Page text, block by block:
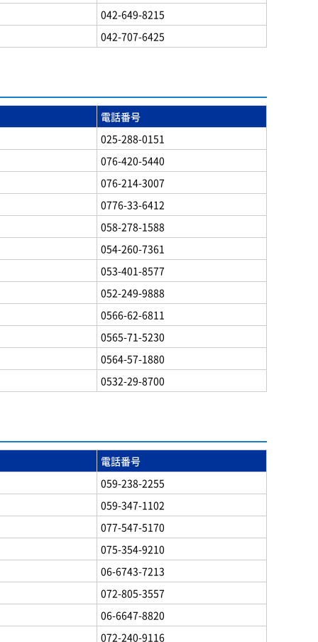
042-649-8215
042-707-6425
電話番号
025-288-0151
076-420-5440
076-214-3007
0776-33-6412
058-278-1588
054-260-7361
053-401-8577
052-249-9888
0566-62-6811
0565-71-5230
0564-57-1880
0532-29-8700
電話番号
059-238-2255
059-347-1102
077-547-5170
075-354-9210
06-6743-7213
072-805-3557
06-6647-8820
072-240-9116